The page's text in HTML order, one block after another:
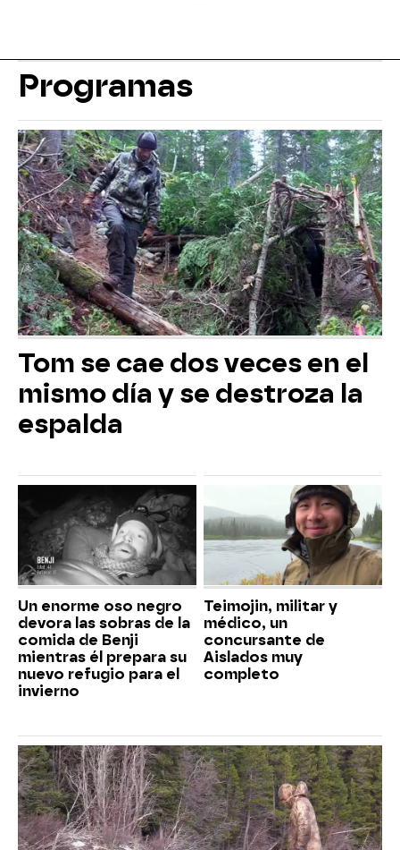
Programas
Tom se cae dos veces en el
mismo día y se destroza la
espalda
Un enorme oso negro
devora las sobras de la
comida de Benji
mientras él prepara su
nuevo refugio para el
invierno
Teimojin, militar y
médico, un
concursante de
Aislados muy
completo